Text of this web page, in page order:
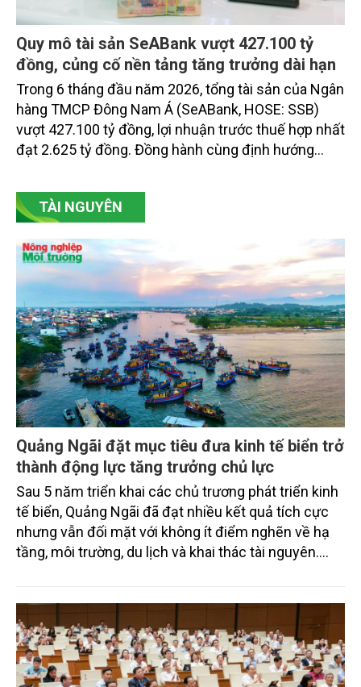
Quy mô tài sản SeABank vượt 427.100 tỷ
đồng, củng cố nền tảng tăng trưởng dài hạn
Trong 6 tháng đầu năm 2026, tổng tài sản của Ngân
hàng TMCP Đông Nam Á (SeABank, HOSE: SSB)
vượt 427.100 tỷ đồng, lợi nhuận trước thuế hợp nhất
đạt 2.625 tỷ đồng. Đồng hành cùng định hướng
SeABank tiếp tục duy trì hoạt động hiệu quả, mở
rộng tín dụng, củng cố nguồn vốn và đảm bảo các
TÀI NGUYÊN
Quảng Ngãi đặt mục tiêu đưa kinh tế biển trở
thành động lực tăng trưởng chủ lực
Sau 5 năm triển khai các chủ trương phát triển kinh
tế biển, Quảng Ngãi đã đạt nhiều kết quả tích cực
nhưng vẫn đối mặt với không ít điểm nghẽn về hạ
tầng, môi trường, du lịch và khai thác tài nguyên.
đặt mục tiêu đưa kinh tế biển phát triển nhanh, bền
vững, trở thành động lực quan trọng thúc đẩy tăng
trưởng của tỉnh đến năm 2030, tầm nhìn đến năm
2045.